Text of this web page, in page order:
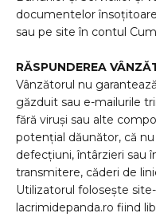
documentelor
sau pe site în contul
RĂSPUNDEREA
Vânzătorul nu
găzduit sau e-mailurile
fără viruși sau alte
potențial dăunător, că
defecțiuni, întârzieri sau
transmitere, căderi de
Utilizatorul folosește
lacrimidepanda.ro fiind